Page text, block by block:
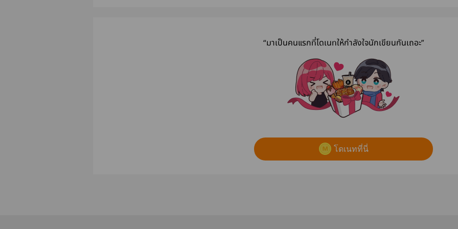
“มาเป็นคนแรกที่โดเนทให้กำลังใจนักเขียนกันเถอะ”
โดเนทที่นี่